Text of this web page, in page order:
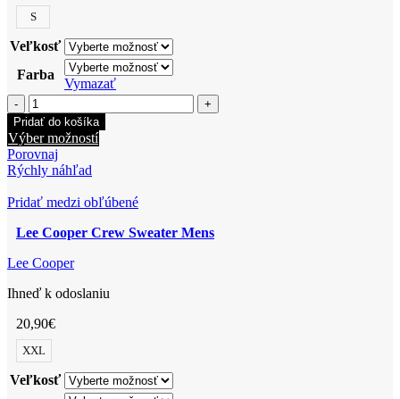
S
Veľkosť
Farba
Vymazať
množstvo
Lee
Cooper
Trench
Coat
Ladies
Pridať do košíka
Výber možnostíTento
variantov.
si
stránke
Porovnaj
Rýchly náhľad
Pridať medzi obľúbené
Lee Cooper Crew Sweater Mens
Lee Cooper
Ihneď k odoslaniu
20,90€
XXL
Veľkosť